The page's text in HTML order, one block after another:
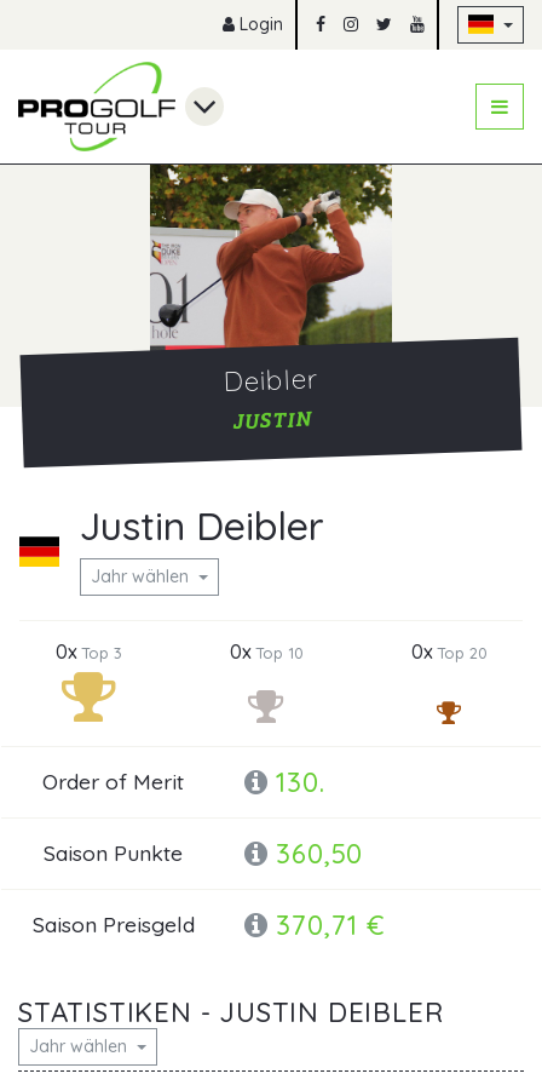
Login
Deibler
JUSTIN
Justin Deibler
Jahr wählen
0xTop 3 0xTop 10 0xTop 20
Order of Merit 130.
Saison Punkte 360,50
Saison Preisgeld 370,71 €
STATISTIKEN - JUSTIN DEIBLER
Jahr wählen